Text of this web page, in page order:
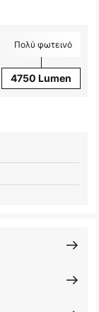
Πολύ φωτεινό
4750 Lumen